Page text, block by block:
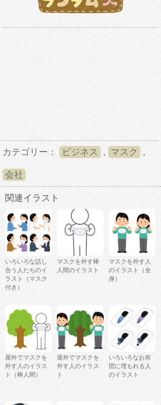
カテゴリー： ビジネス , マスク ,
会社
関連イラスト
いろいろな話し
合う人たちのイ
ラスト（マスク
付き）
マスクを外す棒
人間のイラスト
マスクを外す人
のイラスト（全
身）
屋外でマスクを
外す人のイラス
ト（棒人間）
屋外でマスクを
外す人のイラス
ト
いろいろなお布
団に埋もれる人
のイラスト